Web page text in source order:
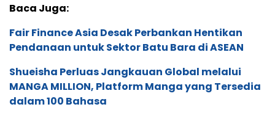
Baca Juga:
Fair Finance Asia Desak Perbankan Hentikan
Pendanaan untuk Sektor Batu Bara di ASEAN
Shueisha Perluas Jangkauan Global melalui
MANGA MILLION, Platform Manga yang Tersedia
dalam 100 Bahasa